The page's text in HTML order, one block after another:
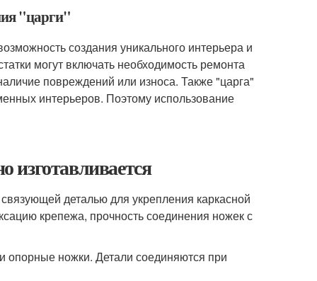
"царги"
создания уникального интерьера и
могут включать необходимость ремонта
повреждений или износа. Также "царга"
интерьеров. Поэтому использование
изготавливается
деталью для укрепления каркасной
крепежа, прочность соединения ножек с
опорные ножки. Детали соединяются при